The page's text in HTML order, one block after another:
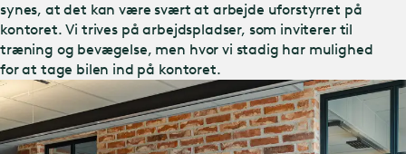
synes, at det kan være svært at arbejde uforstyrret på
kontoret. Vi trives på arbejdspladser, som inviterer til
træning og bevægelse, men hvor vi stadig har mulighed
for at tage bilen ind på kontoret.